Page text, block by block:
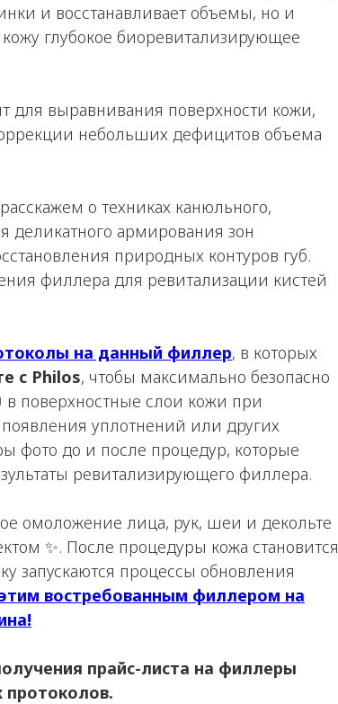
и восстанавливает объемы, но и
глубокое биоревитализирующее
для выравнивания поверхности кожи,
небольших дефицитов объема
о техниках канюльного,
деликатного армирования зон
природных контуров губ.
филлера для ревитализации кистей
на данный филлер, в которых
с Philos, чтобы максимально безопасно
в поверхностные слои кожи при
уплотнений или других
фото до и после процедур, которые
ревитализирующего филлера.
омоложение лица, рук, шеи и декольте
✨. После процедуры кожа становится
запускаются процессы обновления
востребованным филлером на
прайс-листа на филлеры
протоколов.